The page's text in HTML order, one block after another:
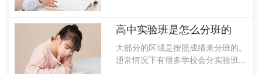
可以和身边的人能互相督促，共同进
趣，这样才......
高中实验班是怎么分班的
大部分的区域是按照成绩来分班的。
通常情况下有很多学校会分实验班和